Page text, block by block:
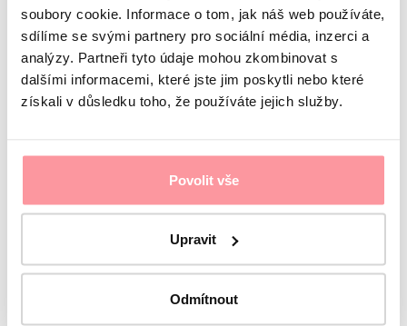
soubory cookie. Informace o tom, jak náš web používáte,
sdílíme se svými partnery pro sociální média, inzerci a
analýzy. Partneři tyto údaje mohou zkombinovat s
dalšími informacemi, které jste jim poskytli nebo které
získali v důsledku toho, že používáte jejich služby.
Povolit vše
Upravit
Odmítnout
submitted without your consent
Submit
Or call our coordinator